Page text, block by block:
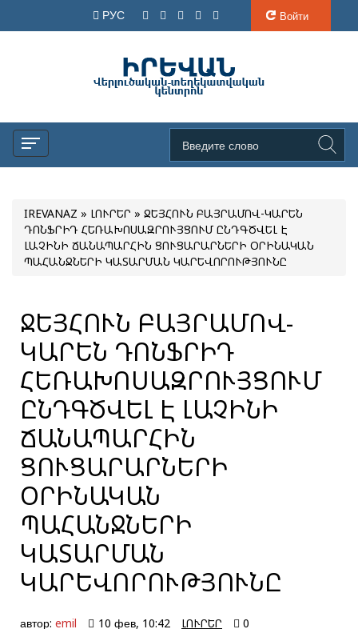
РУС Войти
IREVANAZ » ԼՈՒՐԵՐ » ՋԵՅՀՈՒՆ ԲԱՅՐԱՄՈՎ-ԿԱՐԵՆ
ԴՈՆՖՐԻԴ ՀԵՌԱԽՈՍԱԶՐՈՒՅՑՈՒՄ ԸՆԴԳԾՎԵԼ Է
ԼԱՉԻՆԻ ՃԱՆԱՊԱՐՀԻՆ ՑՈՒՑԱՐԱՐՆԵՐԻ ՕՐԻՆԱԿԱՆ
ՊԱՀԱՆՋՆԵՐԻ ԿԱՏԱՐՄԱՆ ԿԱՐԵՎՈՐՈՒԹՅՈՒՆԸ
ՋԵՅՀՈՒՆ ԲԱՅՐԱՄՈՎ-
ԿԱՐԵՆ ԴՈՆՖՐԻԴ
ՀԵՌԱԽՈՍԱԶՐՈՒՅՑՈՒՄ
ԸՆԴԳԾՎԵԼ Է ԼԱՉԻՆԻ
ՃԱՆԱՊԱՐՀԻՆ
ՑՈՒՑԱՐԱՐՆԵՐԻ
ՕՐԻՆԱԿԱՆ
ՊԱՀԱՆՋՆԵՐԻ
ԿԱՏԱՐՄԱՆ
ԿԱՐԵՎՈՐՈՒԹՅՈՒՆԸ
автор: emil 10 фев, 10:42 ԼՈՒՐԵՐ
0